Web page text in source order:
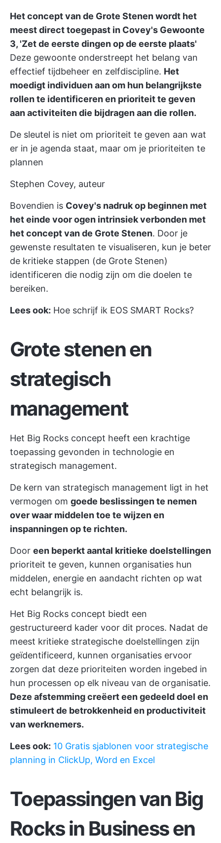
Het concept van de Grote Stenen wordt het
meest direct toegepast in Covey's Gewoonte
3, 'Zet de eerste dingen op de eerste plaats'
Deze gewoonte onderstreept het belang van
effectief tijdbeheer en zelfdiscipline. Het
moedigt individuen aan om hun belangrijkste
rollen te identificeren en prioriteit te geven
aan activiteiten die bijdragen aan die rollen.
De sleutel is niet om prioriteit te geven aan wat
er in je agenda staat, maar om je prioriteiten te
plannen
Stephen Covey, auteur
Bovendien is Covey's nadruk op beginnen met
het einde voor ogen intrinsiek verbonden met
het concept van de Grote Stenen. Door je
gewenste resultaten te visualiseren, kun je beter
de kritieke stappen (de Grote Stenen)
identificeren die nodig zijn om die doelen te
bereiken.
Lees ook: Hoe schrijf ik EOS SMART Rocks?
Grote stenen en
strategisch
management
Het Big Rocks concept heeft een krachtige
toepassing gevonden in technologie en
strategisch management.
De kern van strategisch management ligt in het
vermogen om goede beslissingen te nemen
over waar middelen toe te wijzen en
inspanningen op te richten.
Door een beperkt aantal kritieke doelstellingen
prioriteit te geven, kunnen organisaties hun
middelen, energie en aandacht richten op wat
echt belangrijk is.
Het Big Rocks concept biedt een
gestructureerd kader voor dit proces. Nadat de
meest kritieke strategische doelstellingen zijn
geïdentificeerd, kunnen organisaties ervoor
zorgen dat deze prioriteiten worden ingebed in
hun processen op elk niveau van de organisatie.
Deze afstemming creëert een gedeeld doel en
stimuleert de betrokkenheid en productiviteit
van werknemers.
Lees ook: 10 Gratis sjablonen voor strategische
planning in ClickUp, Word en Excel
Toepassingen van Big
Rocks in Business en